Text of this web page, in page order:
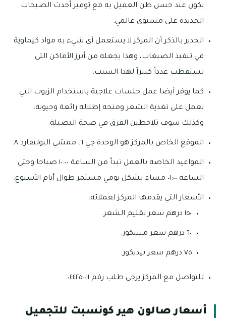
يكون عند حسن ظن العميل به مع توفير أحدث الصيحات
الجديدة على مستوى عالمي.
الجدير بالذكر أن المركز لا يستعمل أي شيء به مواد كيماوية
في تنفيذ الصبغات، وهذا يجعله من أبرز الأماكن التي
تستقطب عدداً كبيراً لهذا السبب.
كما يوفر أيضا عمل جلسات علاجية باستخدام الزيوت التي
تعمل على تغذية الشعر ومنحه إطلالة رائعة وحيوية،
وكذلك سوف تلاحظين الفرق في صحة البصيلة.
الموقع الخاص بالمركز هو الوحدة جي ٦، ممشي البوليفارد ٨.
المواعيد الخاصة بالعمل تبدأ من الساعة ١٠:٠٠ صباحا وحتى
الساعة ٠١:٠٠ مساء بشكل يومي مستمر طوال أيام الأسبوع.
الأسعار التي يقدمها المركز لعملائه:
١٥٠ درهم سعر تقليم الشعر.
٦٠ درهم سعر مينيكور.
٧٥ درهم سعر بيديكور.
للتواصل مع المركز يرجي طلب رقم ٠٤٤٢٥٠٠١١.
أسعار صالون هير كونسبت للتجميل